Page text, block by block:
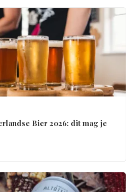
Bier 2026: dit mag je